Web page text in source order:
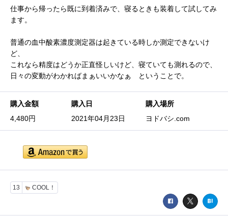
仕事から帰ったら既に到着済みで、寝るときも装着して試してみ
ます。
普通の血中酸素濃度測定器は起きている時しか測定できないけ
ど、
これなら精度はどうか正直怪しいけど、寝ていても測れるので、
日々の変動がわかればまぁいいかなぁ ということで。
購入金額
4,480円
購入日
2021年04月23日
購入場所
ヨドバシ.com
13 COOL！